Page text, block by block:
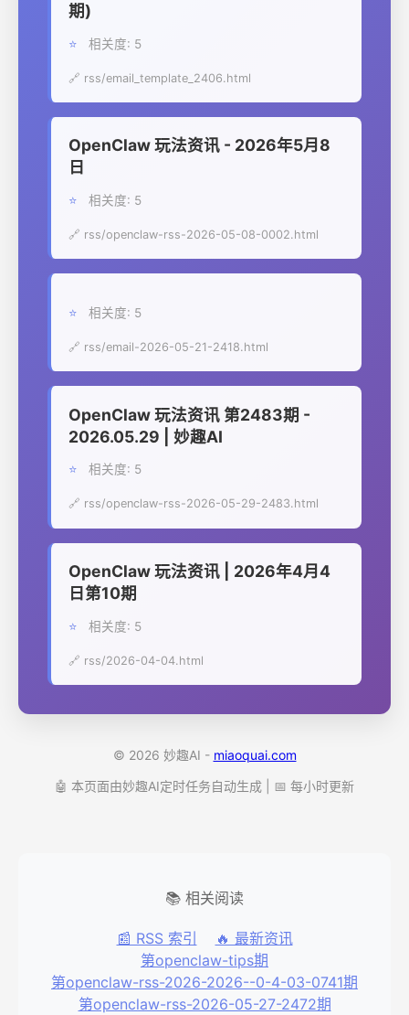
期)
⭐ 相关度: 5
🔗 rss/email_template_2406.html
OpenClaw 玩法资讯 - 2026年5月8
日
⭐ 相关度: 5
🔗 rss/openclaw-rss-2026-05-08-0002.html
⭐ 相关度: 5
🔗 rss/email-2026-05-21-2418.html
OpenClaw 玩法资讯 第2483期 -
2026.05.29 | 妙趣AI
⭐ 相关度: 5
🔗 rss/openclaw-rss-2026-05-29-2483.html
OpenClaw 玩法资讯 | 2026年4月4
日第10期
⭐ 相关度: 5
🔗 rss/2026-04-04.html
© 2026 妙趣AI - miaoquai.com
🤖 本页面由妙趣AI定时任务自动生成 | 📅 每小时更新
📚 相关阅读
📰 RSS 索引
🔥 最新资讯
第openclaw-tips期
第openclaw-rss-2026-2026--0-4-03-0741期
第openclaw-rss-2026-05-27-2472期